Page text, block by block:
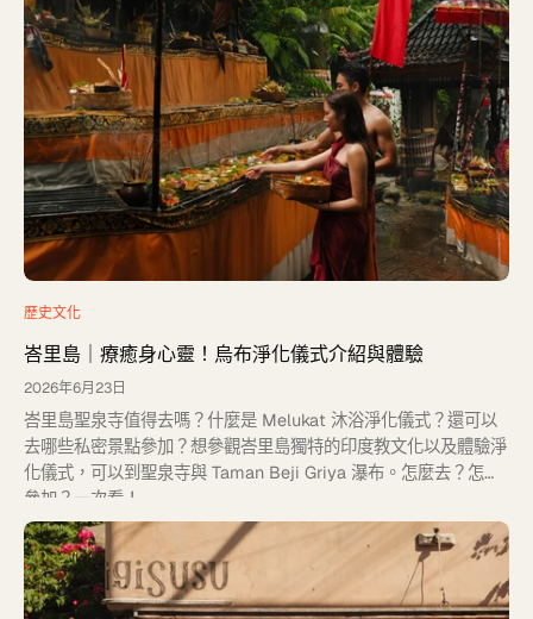
歷史文化
峇里島｜療癒身心靈！烏布淨化儀式介紹與體驗
2026年6月23日
峇里島聖泉寺值得去嗎？什麼是 Melukat 沐浴淨化儀式？還可以
去哪些私密景點參加？想參觀峇里島獨特的印度教文化以及體驗淨
化儀式，可以到聖泉寺與 Taman Beji Griya 瀑布。怎麼去？怎麼
參加？一次看！